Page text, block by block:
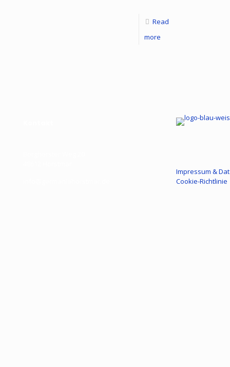
Read
more
Impressum &
Cookie-Richtlinie